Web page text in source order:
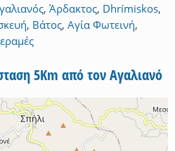
, Άρδακτος, Dhrímiskos,
, Βάτος, Αγία Φωτεινή,
5Km από τον Αγαλιανό